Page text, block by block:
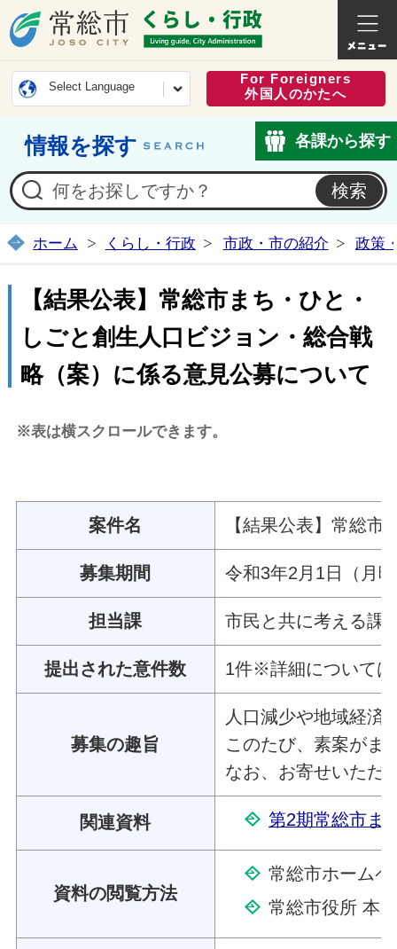
常総市公式ホームページ
くらし
Select Language
For Foreigners
外国人のかたへ
情報を探す 各課から探す
ホーム くらし・行政 市政・市の紹介 政策
【結果公表】常総市まち・ひと・
しごと創生人口ビジョン・総合戦
略（案）に係る意見公募について
※表は横スクロールできます。
案件名 【結果公表】常総
募集期間 令和3年2月1日（月
担当課 市民と共に考える課
提出された意件数 1件※詳細について
募集の趣旨
人口減少や地域経済
このたび、素案がま
なお、お寄せいただ
関連資料 第2期常総市ま
資料の閲覧方法
常総市ホームペ
常総市役所 本